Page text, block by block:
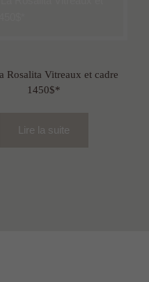
Rosalita Vitreaux et cadre
1450$*
Lire la suite